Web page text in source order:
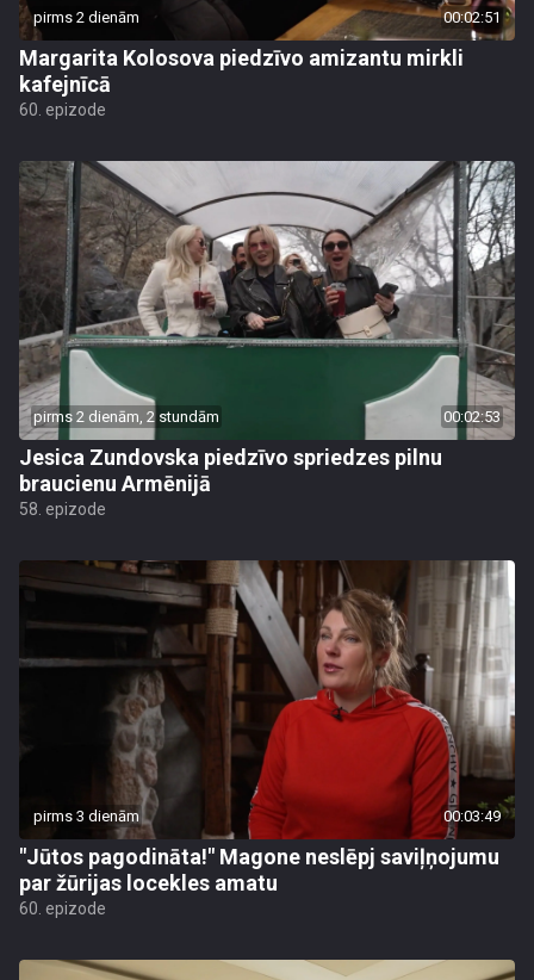
pirms 2 dienām 00:02:51
Margarita Kolosova piedzīvo amizantu mirkli
kafejnīcā
60. epizode
pirms 2 dienām, 2 stundām 00:02:53
Jesica Zundovska piedzīvo spriedzes pilnu
braucienu Armēnijā
58. epizode
pirms 3 dienām 00:03:49
"Jūtos pagodināta!" Magone neslēpj saviļņojumu
par žūrijas locekles amatu
60. epizode